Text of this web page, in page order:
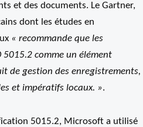
et des documents. Le Gartner,
dont les études en
« recommande que les
comme un élément
de gestion des enregistrements,
et impératifs locaux. ».
5015.2, Microsoft a utilisé